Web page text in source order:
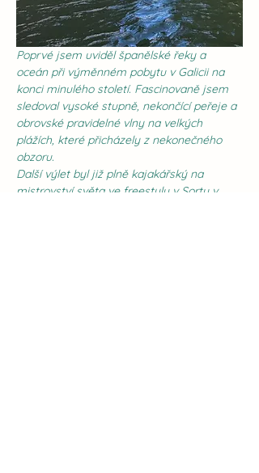
Poprvé jsem uviděl španělské řeky a
oceán při výměnném pobytu v Galicii na
konci minulého století. Fascinovaně jsem
sledoval vysoké stupně, nekončící peřeje a
obrovské pravidelné vlny na velkých
plážích, které přicházely z nekonečného
obzoru.
Další výlet byl již plně kajakářský na
mistrovství světa ve freestylu v Sortu v